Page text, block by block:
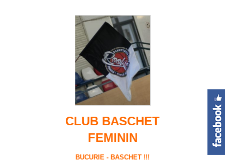
CLUB BASCHET
FEMININ
BUCURIE - BASCHET !!!